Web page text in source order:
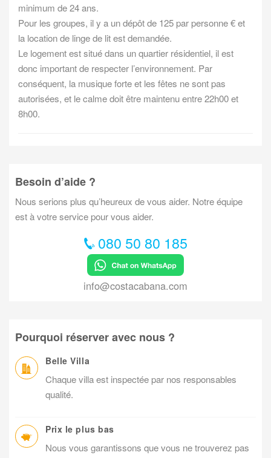
minimum de 24 ans.
Pour les groupes, il y a un dépôt de 125 par personne € et
la location de linge de lit est demandée.
Le logement est situé dans un quartier résidentiel, il est
donc important de respecter l’environnement. Par
conséquent, la musique forte et les fêtes ne sont pas
autorisées, et le calme doit être maintenu entre 22h00 et
8h00.
Besoin d’aide ?
Nous serions plus qu’heureux de vous aider. Notre équipe
est à votre service pour vous aider.
080 50 80 185
info@costacabana.com
Pourquoi réserver avec nous ?
Belle Villa
Chaque villa est inspectée par nos responsables
qualité.
Prix le plus bas
Nous vous garantissons que vous ne trouverez pas